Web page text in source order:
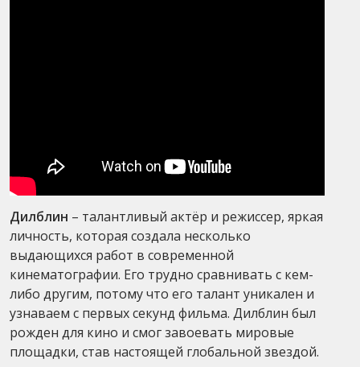
Дилблин – талантливый актёр и режиссер, яркая
личность, которая создала несколько
выдающихся работ в современной
кинематографии. Его трудно сравнивать с кем-
либо другим, потому что его талант уникален и
узнаваем с первых секунд фильма. Дилблин был
рожден для кино и смог завоевать мировые
площадки, став настоящей глобальной звездой.